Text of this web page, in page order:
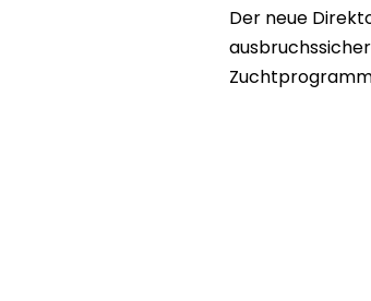
Der neue